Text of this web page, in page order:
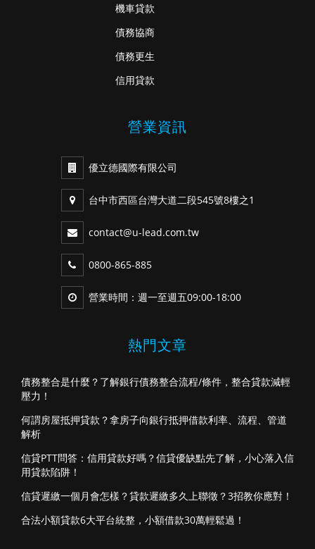
機車貸款
債務協商
債務更生
信用貸款
營業資訊
優立德國際有限公司
台中市西區台灣大道二段545號8樓之1
contact@u-lead.com.tw
0800-865-885
營業時間：週一至週五09:00-18:00
熱門文章
債務整合是什麼？了解銀行債務整合流程/條件，整合貸款減輕
壓力！
何謂房屋抵押貸款？拿房子向銀行抵押借款利率、流程、管道
解析
信貸PTT問答：信用貸款好嗎？信貸優缺點先了解，小心落入信
用貸款陷阱！
信貸遲繳一個月會怎樣？貸款遲繳多久上聯徵？3招教你應對！
合法小額貸款6大平台統整，小額借款30萬輕鬆過！